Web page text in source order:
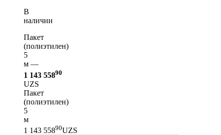
В
наличии
Пакет
(полиэтилен)
5
м —
1 143 55890
UZS
Пакет
(полиэтилен)
5
м
1 143 55890UZS